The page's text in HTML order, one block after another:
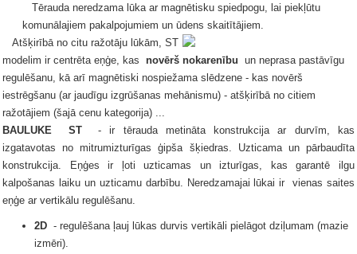
Tērauda neredzama lūka ar magnētisku spiedpogu, lai piekļūtu
komunālajiem pakalpojumiem un ūdens skaitītājiem.
Atšķirībā no citu ražotāju lūkām, ST
modelim ir centrēta eņģe, kas novērš nokarenību un neprasa pastāvīgu
regulēšanu, kā arī magnētiski nospiežama slēdzene - kas novērš
iestrēgšanu (ar jaudīgu izgrūšanas mehānismu) - atšķirībā no citiem
ražotājiem (šajā cenu kategorija) ...
BAULUKE
ST- ir tērauda metināta konstrukcija ar durvīm, kas
izgatavotas no mitrumizturīgas ģipša šķiedras. Uzticama un pārbaudīta
konstrukcija.
Eņģes ir ļoti uzticamas un izturīgas, kas garantē ilgu
kalpošanas laiku un uzticamu darbību. Neredzamajai lūkaiirvienas saites
eņģe ar vertikālu regulēšanu.
2D - regulēšana ļauj lūkas durvis vertikāli pielāgot dziļumam (mazie
izmēri).